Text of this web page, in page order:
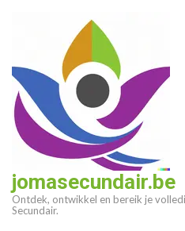
(druk
enter)
jomasecundair.be
Ontdek, ontwikkel en bereik je
Secundair.